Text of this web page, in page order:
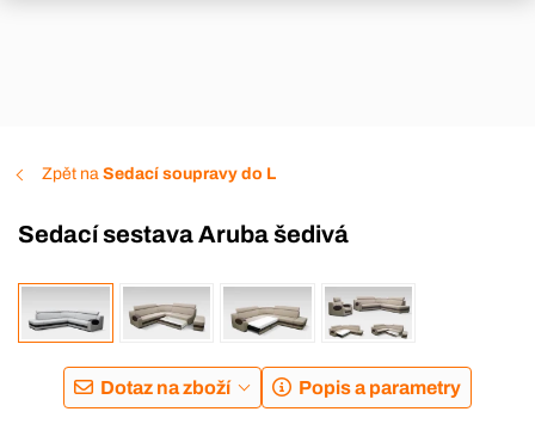
Zpět na Sedací soupravy do L
Sedací sestava Aruba šedivá
DOPRAVA ZDARMA
Dotaz na zboží Popis a parametry